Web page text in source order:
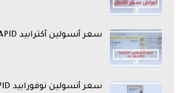
سعر أنسولين أكترابيد ACTRAPID في مصر